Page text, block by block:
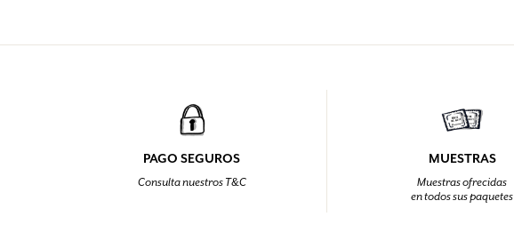
PAGO SEGUROS
Consulta nuestros T&C
MUESTRAS
Muestras ofrecidas
en todos sus paquetes